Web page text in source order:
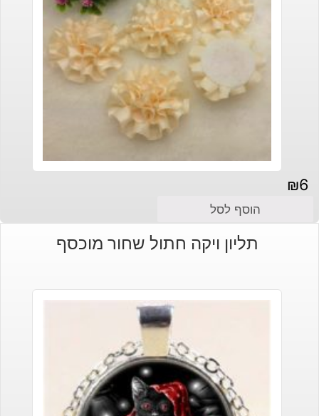
₪6
הוסף לסל
תליון ויקה חתול שחור מוכסף